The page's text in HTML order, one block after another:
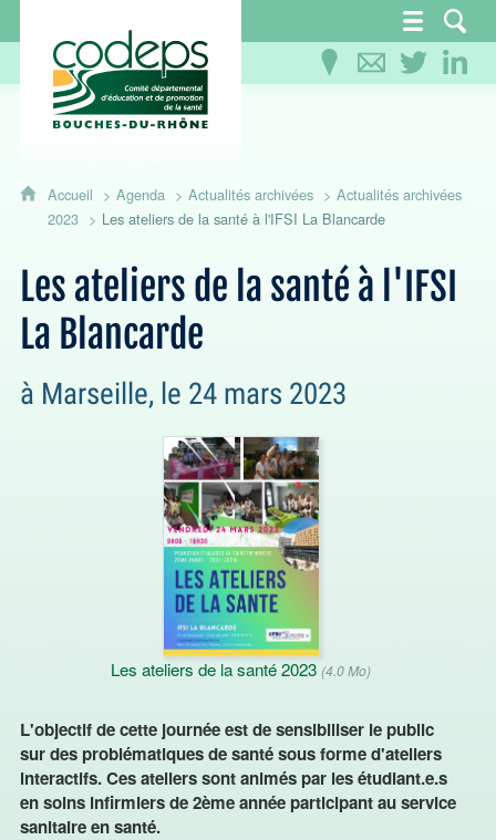
CoDEPS 13 - Comité départemental
Accueil Agenda Actualités archivées
Actualités archivées
2023
Les ateliers de la santé à l'IFSI La Blancarde
Les ateliers de la santé à l'IFSI
La Blancarde
à Marseille, le 24 mars 2023
Les ateliers de la santé 2023 (4.0 Mo)
L'objectif de cette journée est de sensibiliser le public
sur des problématiques de santé sous forme d'ateliers
interactifs. Ces ateliers sont animés par les étudiant.e.s
en soins infirmiers de 2ème année participant au service
sanitaire en santé.